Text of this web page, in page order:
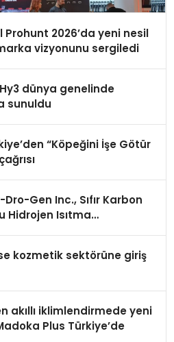
2026’da yeni nesil
vizyonunu sergiledi
dünya genelinde
sunuldu
“Köpeğini İşe Götür
Gen Inc., Sıfır Karbon
Hidrojen Isıtma
kozmetik sektörüne giriş
akıllı iklimlendirmede yeni
Plus Türkiye’de